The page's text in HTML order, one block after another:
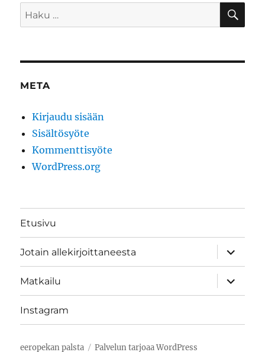
Etsi:
META
Kirjaudu sisään
Sisältösyöte
Kommenttisyöte
WordPress.org
Etusivu
Jotain allekirjoittaneesta
näytä
Matkailu
näytä
Instagram
eeropekan palsta Palvelun tarjoaa WordPress